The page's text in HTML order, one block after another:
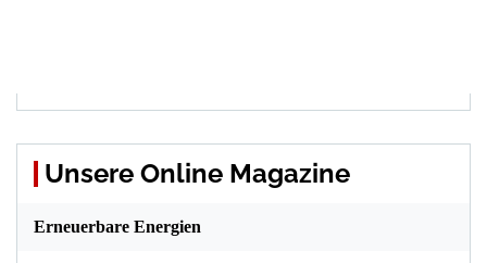
Unsere Online Magazine
Erneuerbare Energien